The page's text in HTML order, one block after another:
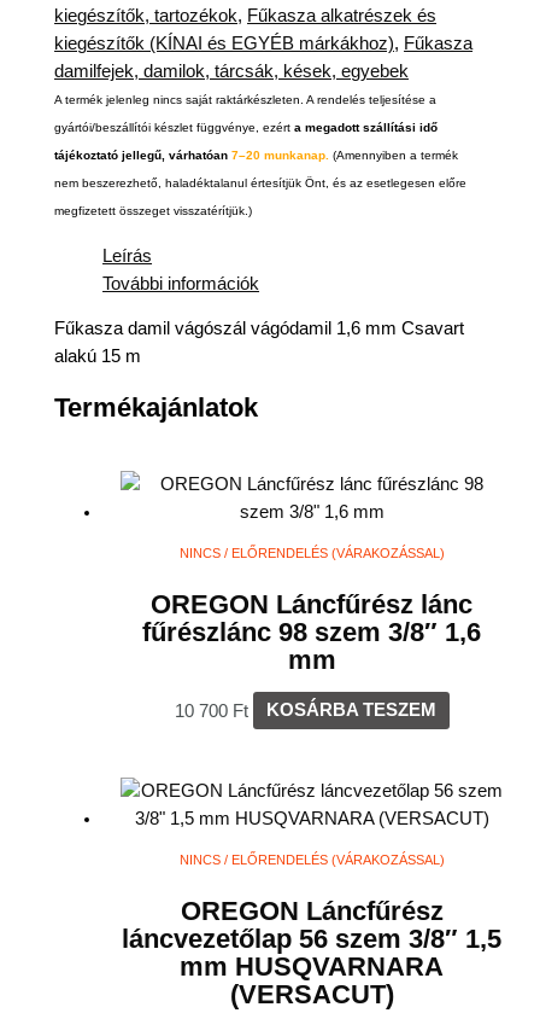
kiegészítők, tartozékok, Fűkasza alkatrészek és
kiegészítők (KÍNAI és EGYÉB márkákhoz), Fűkasza
damilfejek, damilok, tárcsák, kések, egyebek
A termék jelenleg nincs saját raktárkészleten. A rendelés teljesítése a
gyártói/beszállítói készlet függvénye, ezérta megadott szállítási idő
tájékoztató jellegű, várhatóan7–20 munkanap. (Amennyiben a termék
nem beszerezhető, haladéktalanul értesítjük Önt, és az esetlegesen előre
megfizetett összeget visszatérítjük.)
Leírás
További információk
Fűkasza damil vágószál vágódamil 1,6 mm Csavart
alakú 15 m
Termékajánlatok
NINCS / ELŐRENDELÉS (VÁRAKOZÁSSAL)
OREGON Láncfűrész lánc
fűrészlánc 98 szem 3/8″ 1,6
mm
10 700 Ft KOSÁRBA TESZEM
NINCS / ELŐRENDELÉS (VÁRAKOZÁSSAL)
OREGON Láncfűrész
láncvezetőlap 56 szem 3/8″ 1,5
mm HUSQVARNARA
(VERSACUT)